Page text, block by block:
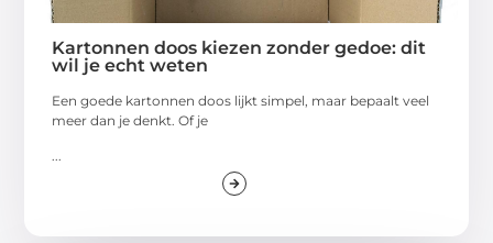
Kartonnen doos kiezen zonder gedoe: dit
wil je echt weten
Een goede kartonnen doos lijkt simpel, maar bepaalt veel
meer dan je denkt. Of je